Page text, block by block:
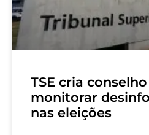
TSE cria
monitorar
nas eleições